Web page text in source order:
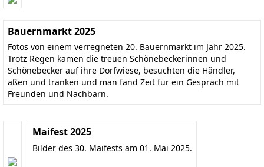
Bauernmarkt 2025
Fotos von einem verregneten 20. Bauernmarkt im Jahr 2025.
Trotz Regen kamen die treuen Schönebeckerinnen und
Schönebecker auf ihre Dorfwiese, besuchten die Händler,
aßen und tranken und man fand Zeit für ein Gespräch mit
Freunden und Nachbarn.
Maifest 2025
Bilder des 30. Maifests am 01. Mai 2025.